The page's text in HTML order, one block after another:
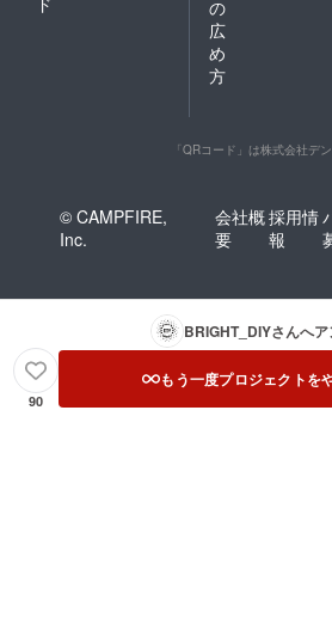
の
広
め
方
「QRコード」は株式会社デ
© CAMPFIRE,
Inc.
会社概
要
採用情
報
BRIGHT_DIYさんへ
90
もう一度プロジェクトを